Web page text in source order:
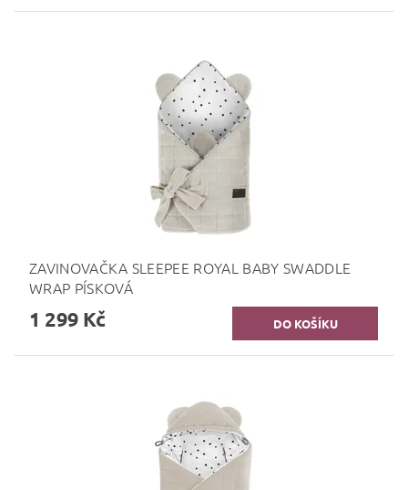
ZAVINOVAČKA SLEEPEE ROYAL BABY SWADDLE
WRAP PÍSKOVÁ
1 299 Kč